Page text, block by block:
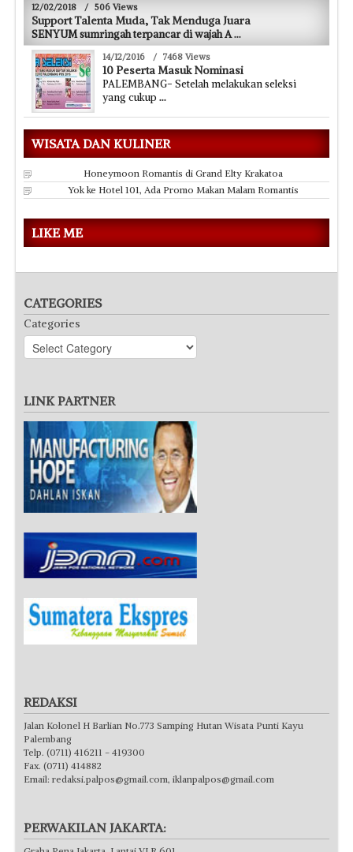
12/02/2018 / 506 Views
Support Talenta Muda, Tak Menduga Juara
SENYUM sumringah terpancar di wajah A...
14/12/2016 / 7468 Views
10 Peserta Masuk Nominasi
PALEMBANG- Setelah melakukan seleksi
yang cukup ...
WISATA DAN KULINER
Honeymoon Romantis di Grand Elty Krakatoa
Yok ke Hotel 101, Ada Promo Makan Malam Romantis
LIKE ME
CATEGORIES
Categories
LINK PARTNER
REDAKSI
Jalan Kolonel H Barlian No.773 Samping Hutan Wisata Punti Kayu
Palembang
Telp. (0711) 416211 - 419300
Fax. (0711) 414882
Email: redaksi.palpos@gmail.com, iklanpalpos@gmail.com
PERWAKILAN JAKARTA: